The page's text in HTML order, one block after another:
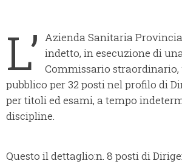
L’ Azienda Sanitaria
indetto, in esecuzione di
Commissario straordinario,
pubblico per 32 posti nel profilo di
per titoli ed esami, a tempo
discipline.
Questo il dettaglio:n. 8 posti di